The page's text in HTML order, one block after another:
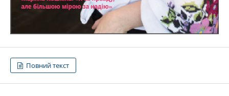
Повний текст